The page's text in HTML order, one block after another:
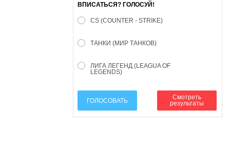
ВПИСАТЬСЯ? ГОЛОСУЙ!
CS (COUNTER - STRIKE)
ТАНКИ (МИР ТАНКОВ)
ЛИГА ЛЕГЕНД (LEAGUA OF
LEGENDS)
ГОЛОСОВАТЬ
Смотреть
результаты